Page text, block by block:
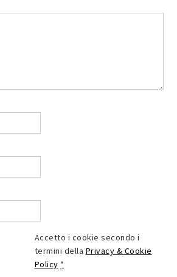
Accetto i cookie secondo i
termini della Privacy & Cookie
Policy *